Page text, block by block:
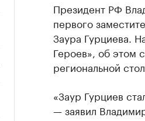
Президент РФ
первого
Заура Гурциева.
Героев», об этом
региональной
«Заур Гурциев
— заявил